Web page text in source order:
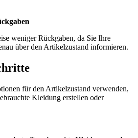
weniger Rückgaben, da Sie Ihre
über den Artikelzustand informieren.
für den Artikelzustand verwenden,
Kleidung erstellen oder